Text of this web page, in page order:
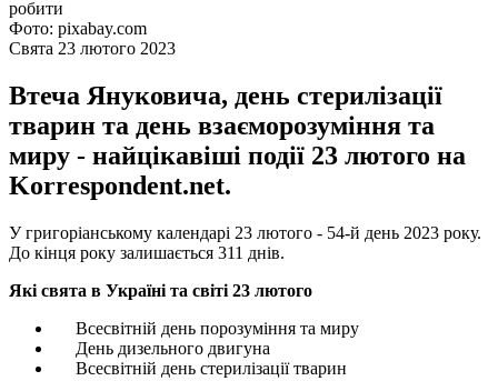
Фото: pixabay.com
Свята 23 лютого 2023
Втеча Януковича, день стерилізації
тварин та день взаєморозуміння та
миру - найцікавіші події 23 лютого на
Korrespondent.net.
У григоріанському календарі 23 лютого - 54-й день 2023 року.
До кінця року залишається 311 днів.
Які свята в Україні та світі 23 лютого
Всесвітній день порозуміння та миру
День дизельного двигуна
Всесвітній день стерилізації тварин